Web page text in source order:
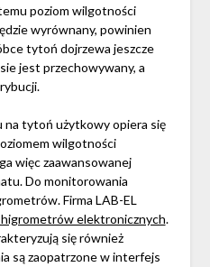
poziom wilgotności
wyrównany, powinien
tytoń dojrzewa jeszcze
jest przechowywany, a
na tytoń użytkowy opiera się
wilgotności
więc zaawansowanej
Do monitorowania
Firma LAB-EL
elektronicznych.
się również
są zaopatrzone w interfejs